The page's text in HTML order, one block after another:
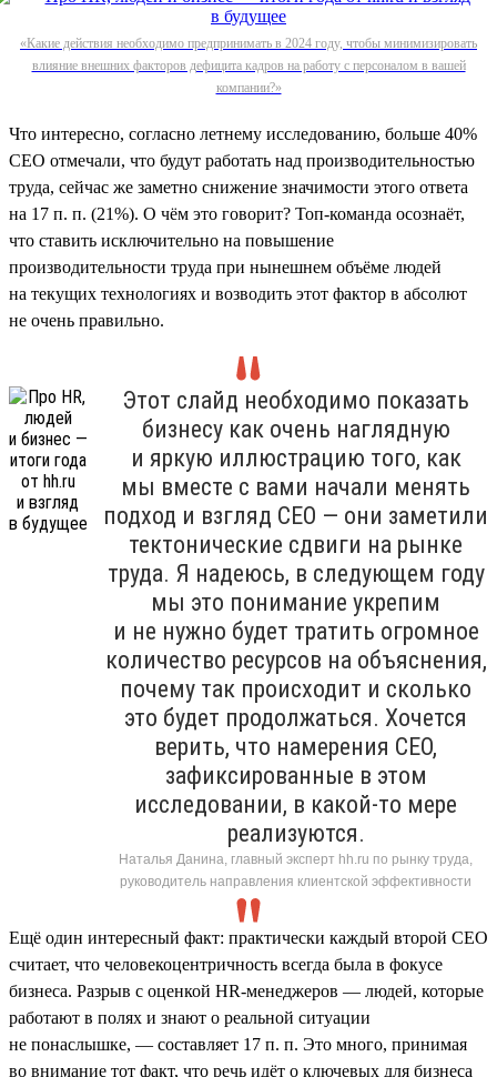
«Какие действия необходимо предпринимать в 2024 году, чтобы минимизировать
влияние внешних факторов дефицита кадров на работу с персоналом в вашей
компании?»
Что интересно, согласно летнему исследованию, больше 40%
СЕО отмечали, что будут работать над производительностью
труда, сейчас же заметно снижение значимости этого ответа
на 17 п. п. (21%). О чём это говорит? Топ-команда осознаёт,
что ставить исключительно на повышение
производительности труда при нынешнем объёме людей
на текущих технологиях и возводить этот фактор в абсолют
не очень правильно.
Этот слайд необходимо показать
бизнесу как очень наглядную
и яркую иллюстрацию того, как
мы вместе с вами начали менять
подход и взгляд СЕО — они заметили
тектонические сдвиги на рынке
труда. Я надеюсь, в следующем году
мы это понимание укрепим
и не нужно будет тратить огромное
количество ресурсов на объяснения,
почему так происходит и сколько
это будет продолжаться. Хочется
верить, что намерения СЕО,
зафиксированные в этом
исследовании, в какой-то мере
реализуются.
Наталья Данина, главный эксперт hh.ru по рынку труда,
руководитель направления клиентской эффективности
Ещё один интересный факт: практически каждый второй СЕО
считает, что человекоцентричность всегда была в фокусе
бизнеса. Разрыв с оценкой HR-менеджеров — людей, которые
работают в полях и знают о реальной ситуации
не понаслышке, — составляет 17 п. п. Это много, принимая
во внимание тот факт, что речь идёт о ключевых для бизнеса